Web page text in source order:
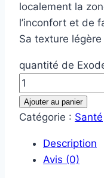
localement la
l’inconfort et de
Sa texture légère
quantité de
Ajouter au panier
Catégorie : Santé
Description
Avis (0)